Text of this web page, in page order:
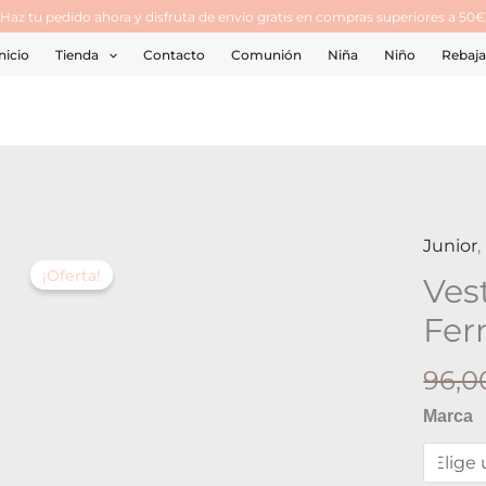
tu pedido ahora y disfruta de envío gratis en compras superiores a
Tienda Contacto Comunión Niña Niño
¡Oferta!
Junior,
Marca
Verona
Noma